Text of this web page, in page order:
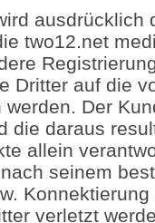
ausdrücklich
two12.net
Dritter auf die
werden. Der
die daraus
allein
seinem
verletzt